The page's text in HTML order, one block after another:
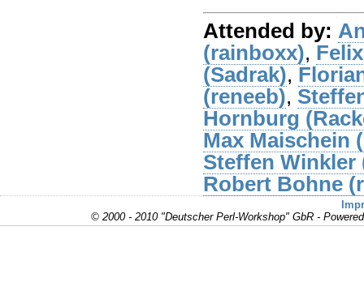
Attended by:
(‎rainboxx‎),
(‎Sadrak‎),
(‎reneeb‎),
Hornburg
Max Maischein
Steffen Winkler
Robert Bohne
© 2000 - 2010 "Deutscher Perl-Workshop" GbR -